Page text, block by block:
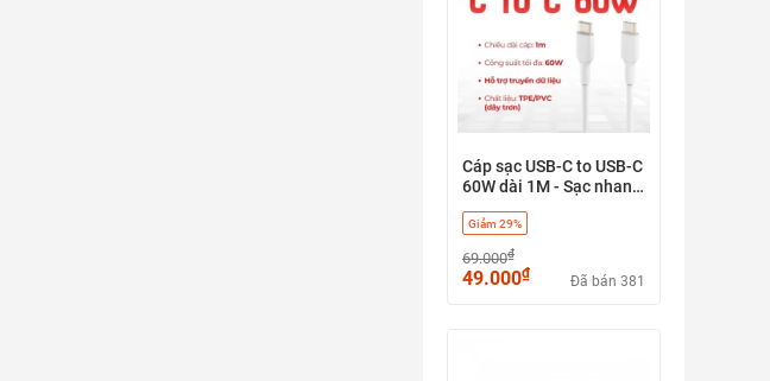
Cáp sạc USB-C to USB-C
60W dài 1M - Sạc nhanh
nhựa cao cấp, truyền dữ
liệu ổn định
Giảm 29%
69.000₫
49.000₫ Đã bán 381